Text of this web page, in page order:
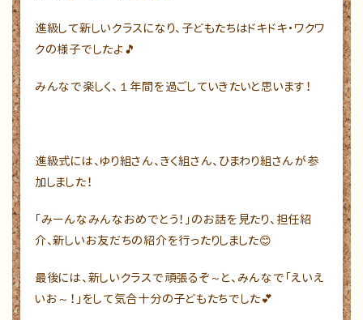
進級して新しいクラスになり、子どもたちはドキドキ・ワクワ
クの様子でしたよ🎵
みんなで楽しく、１年間を過ごしていきたいと思います！
進級式には、ゆり組さん、きく組さん、ひまわり組さんが参
加しました！
「みーんなみんなおめでとう！」のお話を見たり、担任紹
介、新しいお友だちの紹介を行ったりしました😊
最後には、新しいクラスで頑張るぞ～と、みんなで「えいえ
いお～！」をして気合十分の子どもたちでした💕